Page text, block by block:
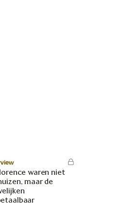
waren niet
maar de